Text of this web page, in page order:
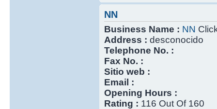
NN
Business Name : NN
Address : desconocido
Telephone No. :
Fax No. :
Sitio web :
Email :
Opening Hours :
Rating : 116 Out Of 160